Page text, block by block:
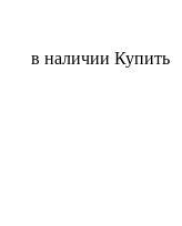
в наличии Купить